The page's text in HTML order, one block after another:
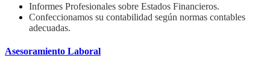
Informes Profesionales sobre Estados Financieros.
Confeccionamos su contabilidad según normas contables
adecuadas.
Asesoramiento Laboral